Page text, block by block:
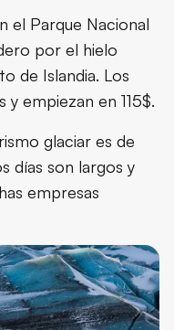
el Parque Nacional
por el hielo
de Islandia. Los
empiezan en 115$.
glaciar es de
días son largos y
empresas